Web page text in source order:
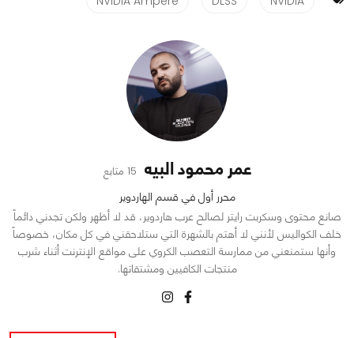
عمر محمود البيه 15 متابع
محرر أول في قسم الهاردوير
صانع محتوى وسكربت رايتر لصالح عرب هاردوير، قد لا أظهر ولكن تجدني دائماً
خلف الكواليس لأنني لا أهتم بالشهرة التي ستلاحقني في كل مكان، خصوصاً
وأنها ستمنعني من ممارسة التعصب الكروي على مواقع الإنترنت أثناء شرب
منتجات الكافيين ومشتقاتها.